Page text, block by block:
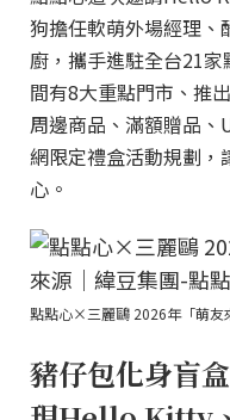
狗擔任軟萌外場經理、
廚，攜手進駐全台21
間有8大重點門市、推
周邊商品、滿額贈品、
網限定禮盒活動規劃，
心。
點點心×三麗鷗 2026年「萌友
豬仔包化身盲